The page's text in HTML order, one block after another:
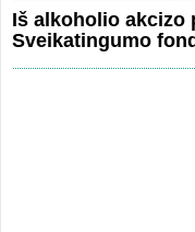
Iš alkoholio akcizo
Sveikatingumo